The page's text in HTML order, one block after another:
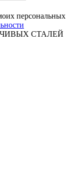
персональных
СТАЛЕЙ